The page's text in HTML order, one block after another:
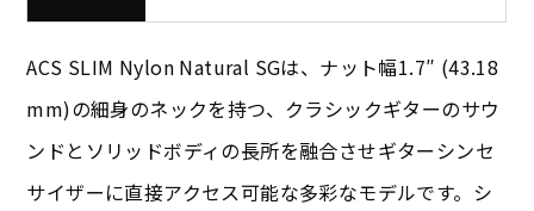
ACS SLIM Nylon Natural SGは、ナット幅1.7″ (43.18
mm)の細身のネックを持つ、クラシックギターのサウ
ンドとソリッドボディの長所を融合させギターシンセ
サイザーに直接アクセス可能な多彩なモデルです。シ